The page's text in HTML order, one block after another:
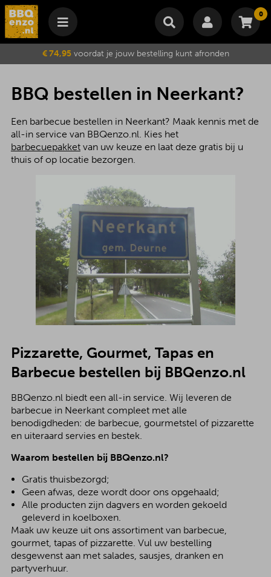
0
Winkelmand
Je winkelwagen is momenteel leeg.
Subtotaal €
Wijzig winkelmand Bestellen
€ 74,95voordat je jouw bestelling kunt afronden
BBQ bestellen in Neerkant?
Een barbecue bestellen in Neerkant? Maak kennis met de
all-in service van BBQenzo.nl. Kies het
barbecuepakketvan uw keuze en laat deze gratis bij u
thuis of op locatie bezorgen.
Pizzarette, Gourmet, Tapas en
Barbecue bestellen bij BBQenzo.nl
BBQenzo.nl biedt een all-in service. Wij leveren de
barbecue in Neerkant compleet met alle
benodigdheden: de barbecue, gourmetstel of pizzarette
en uiteraard servies en bestek.
Waarom bestellen bij BBQenzo.nl?
Gratis thuisbezorgd;
Geen afwas, deze wordt door ons opgehaald;
Alle producten zijn dagvers en worden gekoeld
geleverd in koelboxen.
Maak uw keuze uit ons assortiment van barbecue,
gourmet, tapas of pizzarette. Vul uw bestelling
desgewenst aan met salades, sausjes, dranken en
partyverhuur.